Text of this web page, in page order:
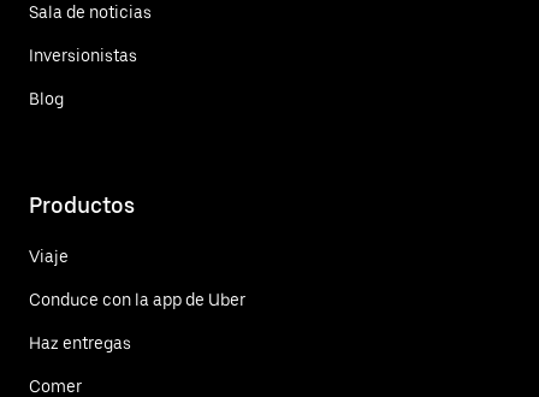
Sala de noticias
Inversionistas
Blog
Productos
Viaje
Conduce con la app de Uber
Haz entregas
Comer